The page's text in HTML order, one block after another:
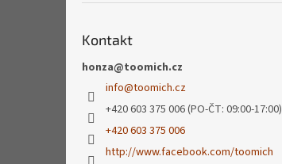
Kontakt
honza@toomich.cz
info@toomich.cz
+420 603 375 006 (PO-ČT: 09:00-17:00)
+420 603 375 006
http://www.facebook.com/toomich